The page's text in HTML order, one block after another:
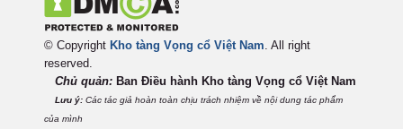
© Copyright Kho tàng Vọng cổ Việt Nam. All right
reserved.
Chủ quản: Ban Điều hành Kho tàng Vọng cổ Việt Nam
Lưu ý: Các tác giả hoàn toàn chịu trách nhiệm về nội dung tác phẩm
của mình